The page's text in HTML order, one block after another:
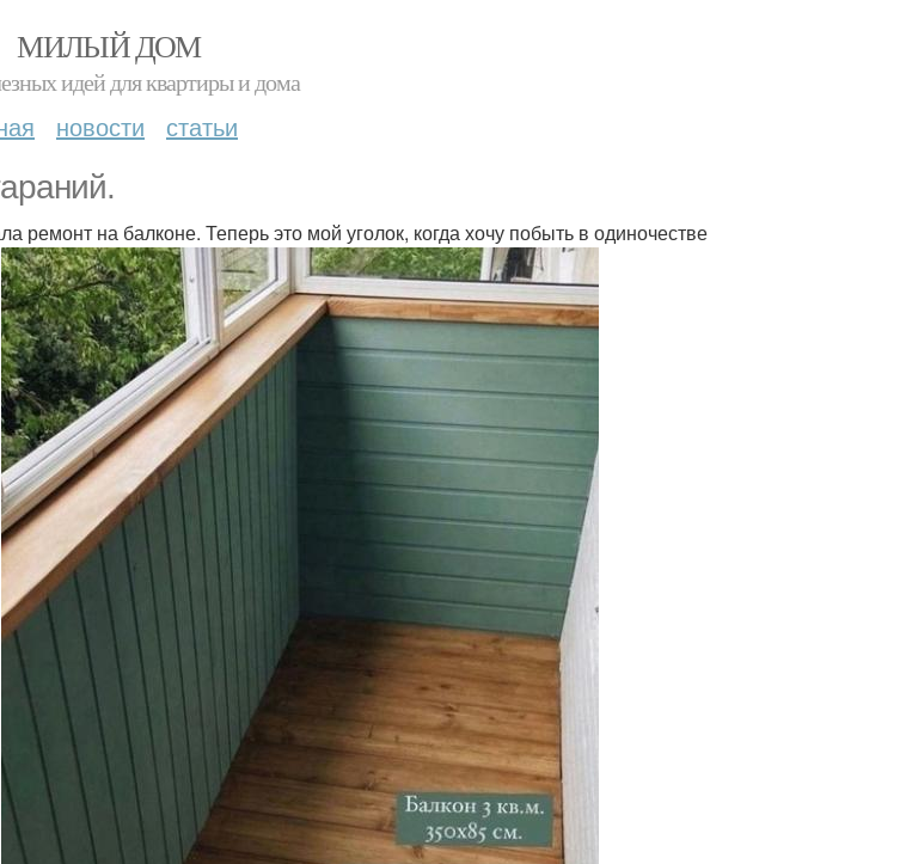
МИЛЫЙ ДОМ
идей для квартиры и дома
новости статьи
ремонт на балконе. Теперь это мой уголок, когда хочу побыть в одиночестве